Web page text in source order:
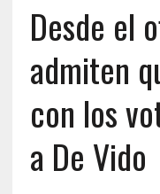
Desde el
admiten
con los
a De Vido